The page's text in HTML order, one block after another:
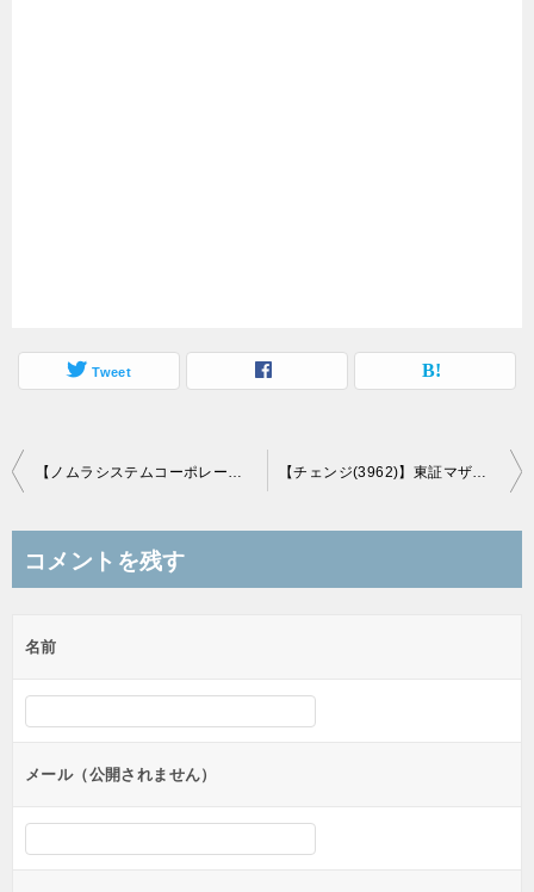
Tweet
投
ビ
ー
シ
ョ
ン
【ノムラシステムコーポレーション(3940)】ジャスダックスタンダード市場に新規上場承認！(9/16上場予定) 【チェンジ(3962)】東証マザーズ市場に新規上場承認！(9/27上場予定)
コメントを残す
名前
メール（公開されません）